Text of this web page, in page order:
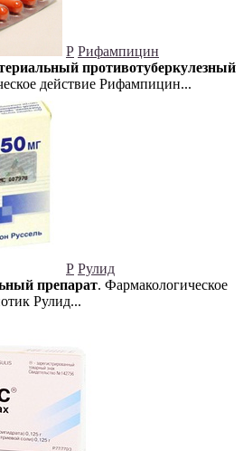
Р Рифампицин
противотуберкулезный
действие Рифампицин...
Р Рулид
препарат. Фармакологическое
Рулид...